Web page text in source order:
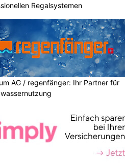
Regalsystemen
AG / regenfänger: Ihr Partner für